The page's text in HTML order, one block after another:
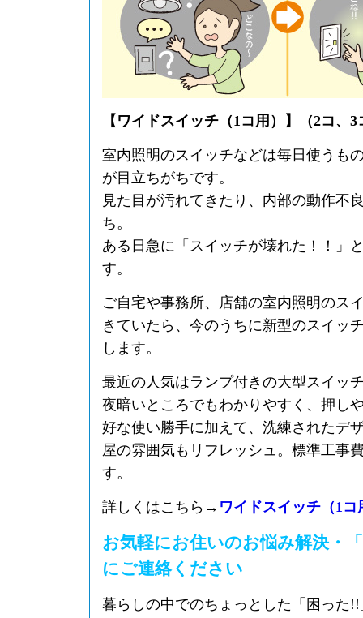
【ワイドスイッチ（1コ用）】（2コ、
室内照明のスイッチなどは毎日使うも
が目立ちがちです。
見た目が汚れてきたり、内部の動作不
ち。
ある日急に「スイッチが壊れた！！」
す。
ご自宅や事務所、店舗の室内照明のス
きていたら、今のうちに新型のスイッ
します。
最近の人気はランプ付きの大型スイッ
夜暗いところでもわかりやすく、押し
好な使い勝手に加えて、洗練されたデ
屋の雰囲気もリフレッシュ。標準工事
す。
詳しくはこちら→ ワイドスイッチ（1コ
お気軽にお住いのお悩み解決・
にご連絡ください
暮らしの中でのちょっとした「困った